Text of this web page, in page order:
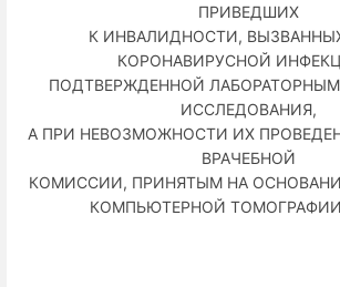
ПРИВЕДШИХ
К ИНВАЛИДНОСТИ,
КОРОНАВИРУСНОЙ
ПОДТВЕРЖДЕННОЙ
ИССЛЕДОВАНИЯ,
А ПРИ НЕВОЗМОЖНОСТИ ИХ
ВРАЧЕБНОЙ
КОМИССИИ, ПРИНЯТЫМ НА
КОМПЬЮТЕРНОЙ